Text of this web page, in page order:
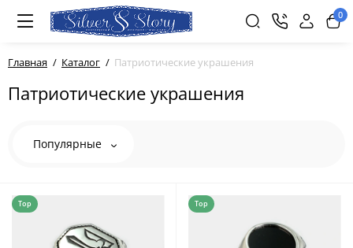
0
Главная Каталог Патриотические украшения
Патриотические украшения
Популярные
Top Top